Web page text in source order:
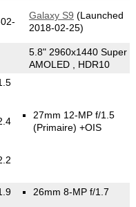
Galaxy S9 (Launched
2018-02-25)
5.8" 2960x1440 Super
AMOLED , HDR10
27mm 12-MP f/1.5
(Primaire) +OIS
26mm 8-MP f/1.7